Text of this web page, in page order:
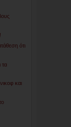
ότι
τα
και